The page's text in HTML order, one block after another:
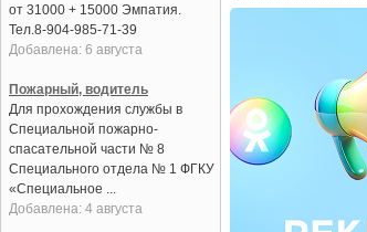
от 31000 + 15000 Эмпатия.
Тел.8-904-985-71-39
Добавлена: 6 августа
Пожарный, водитель
Для прохождения службы в
Специальной пожарно-
спасательной части № 8
Специального отдела № 1 ФГКУ
«Специальное ...
Добавлена: 4 августа